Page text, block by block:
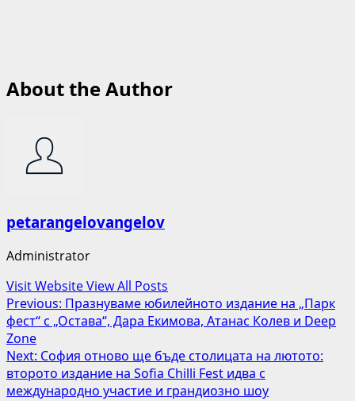
About the Author
petarangelovangelov
Administrator
Visit WebsiteView All Posts
Post
navigation
Previous: Празнуваме юбилейното издание на „Парк
фест“ с „Остава“, Дара Екимова, Атанас Колев и Deep
Zone
Next: София отново ще бъде столицата на лютото:
второто издание на Sofia Chilli Fest идва с
международно участие и грандиозно шоу